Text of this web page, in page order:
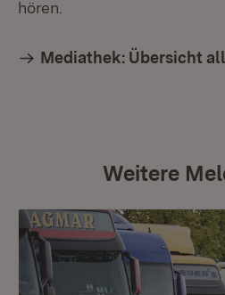
hören.
Mediathek: Übersicht
Weitere